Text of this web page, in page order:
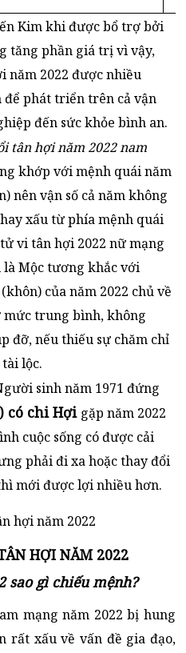
Kim khi được bổ trợ bởi
tăng phần giá trị vì vậy,
năm 2022 được nhiều
phát triển trên cả vận
đến sức khỏe bình an.
tân hợi năm 2022 nam
khớp với mệnh quái năm
nên vận số cả năm không
xấu từ phía mệnh quái
vi tân hợi 2022 nữ mạng
Mộc tương khắc với
của năm 2022 chủ về
mức trung bình, không
đỡ, nếu thiếu sự chăm chỉ
lộc.
sinh năm 1971 đứng
có chi Hợi gặp năm 2022
cuộc sống có được cải
phải đi xa hoặc thay đổi
mới được lợi nhiều hơn.
HỢI NĂM 2022
sao gì chiếu mệnh?
mạng năm 2022 bị hung
rất xấu về vấn đề gia đạo,